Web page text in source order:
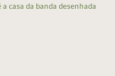
casa da banda desenhada